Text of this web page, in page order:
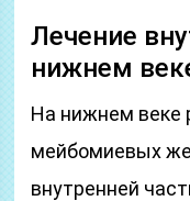
Лечение
нижнем
На нижнем веке
мейбомиевых
внутренней